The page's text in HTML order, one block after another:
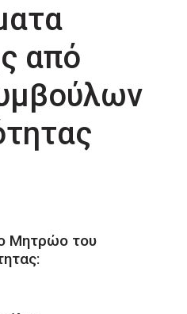
από
Μητρώο του